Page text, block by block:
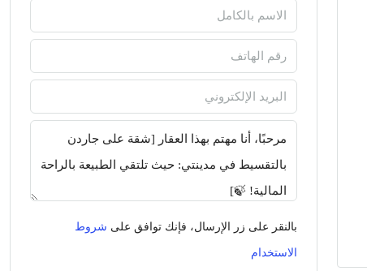
بالنقر على زر الإرسال، فإنك توافق على شروط
الاستخدام